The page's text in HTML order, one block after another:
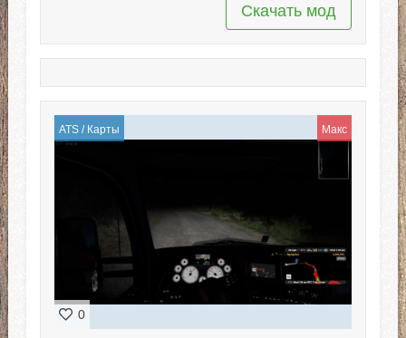
Скачать мод
ATS/ Карты Макс
0